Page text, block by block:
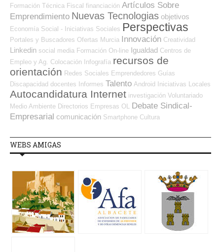
Formación Técnica Fiscal financiación Artículos Sobre
Emprendimiento Nuevas Tecnologias objetivos
Economía Social - Iniciativas Sociales Perspectivas
Portales y Buscadores Ofertas Murcia Innovación Creatividad
Linkedin social media Formación On-line Igualdad Centros de
Empleo y Ag. Colocación
Infografía recursos de
orientación Redes Sociales Emprendedores Guías
Discapacidad docentes Informes Talento Android Iniciativas Locales
Autocandidatura Internet investigación Voluntariado
Medio Ambiente Directorios Empresas OL Debate Sindical-
Empresarial comunicación Smartphone Cultura
WEBS AMIGAS